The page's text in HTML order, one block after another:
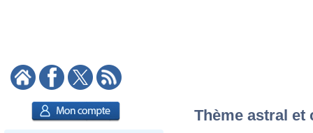
Thème astral et